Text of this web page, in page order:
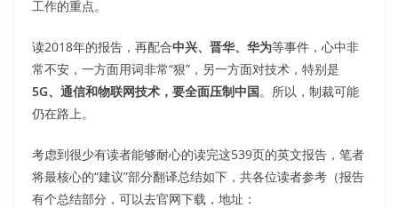
工作的重点。
读2018年的报告，再配合中兴、晋华、华为等事件，心中非
常不安，一方面用词非常“狠”，另一方面对技术，特别是
5G、通信和物联网技术，要全面压制中国。所以，制裁可能
仍在路上。
考虑到很少有读者能够耐心的读完这539页的英文报告，笔者
将最核心的“建议”部分翻译总结如下，共各位读者参考（报告
有个总结部分，可以去官网下载，地址：